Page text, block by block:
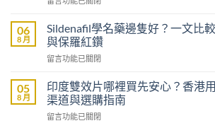
紙
以
買
到
威
鋼
嗎？
港
威
大
樂
威
評
價：
雙
效
06
8 月
Sildenafil學名藥邊隻好？一文比
與保羅紅鑽
在
學
名
藥
邊
留言功能已關閉
05
8 月
印度雙效片哪裡買先安心？香港
渠道與選購指南
在
留言功能已關閉